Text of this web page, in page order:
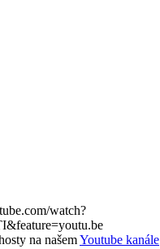
watch?
na našemYoutube kanále